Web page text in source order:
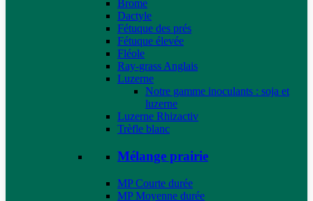
Brome
Dactyle
Fétuque des prés
Fétuque élevée
Fléole
Ray-grass Anglais
Luzerne
Notre gamme inoculants : soja et
luzerne
Luzerne Rhizactiv
Trèfle blanc
Mélange prairie
MP Courte durée
MP Moyenne durée